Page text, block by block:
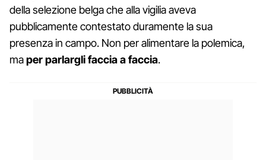
della selezione belga che alla vigilia aveva
pubblicamente contestato duramente la sua
presenza in campo. Non per alimentare la polemica,
maper parlargli faccia a faccia.